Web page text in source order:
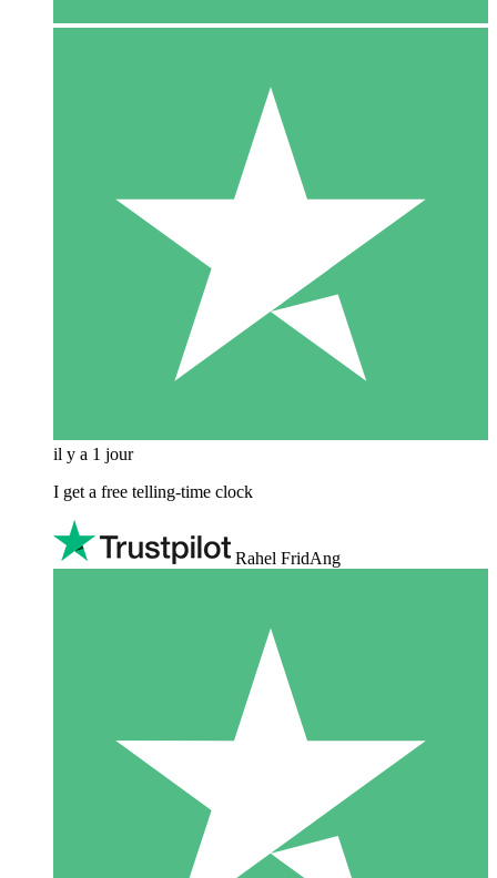
il y a 1 jour
I get a free telling-time clock
Rahel FridAng